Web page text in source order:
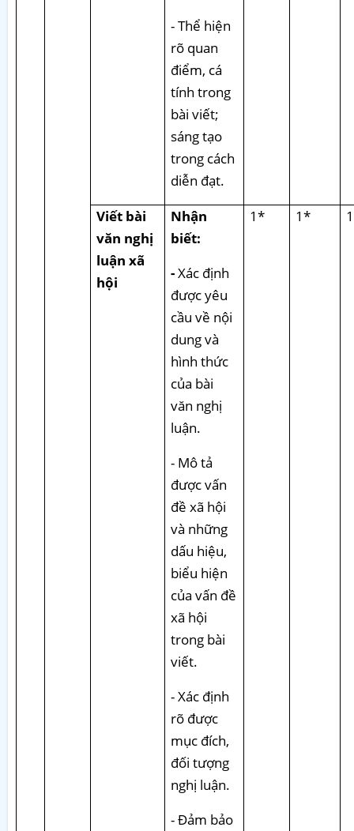
- Thể hiện
rõ quan
điểm, cá
tính trong
bài viết;
sáng tạo
trong cách
diễn đạt.
Viết bài
văn nghị
luận xã
hội
Nhận
biết:
-Xác định
được yêu
cầu về nội
dung và
hình thức
của bài
văn nghị
luận.
- Mô tả
được vấn
đề xã hội
và những
dấu hiệu,
biểu hiện
của vấn đề
xã hội
trong bài
viết.
- Xác định
rõ được
mục đích,
đối tượng
nghị luận.
- Đảm bảo
1* 1*